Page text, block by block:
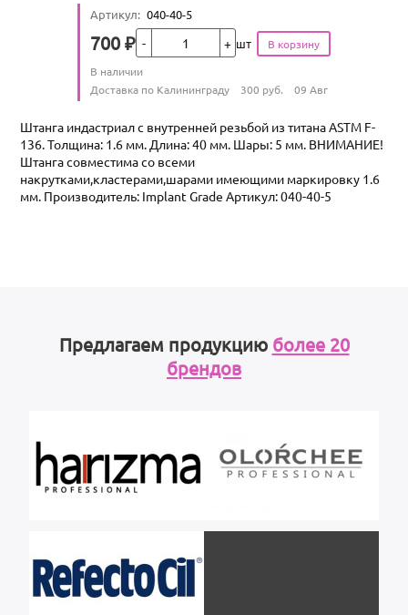
Артикул: 040-40-5
Цена
700 ₽ шт
Количество
В наличии
Условия доставки
Доставка по Калининграду 300 руб. 09 Авг
Штанга индастриал с внутренней резьбой из титана ASTM F-
136. Толщина: 1.6 мм. Длина: 40 мм. Шары: 5 мм. ВНИМАНИЕ!
Штанга совместима со всеми
накрутками,кластерами,шарами имеющими маркировку 1.6
мм. Производитель: Implant Grade Артикул: 040-40-5
Предлагаем продукцию более 20
брендов